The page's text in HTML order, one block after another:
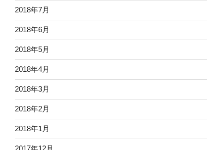
2018年7月
2018年6月
2018年5月
2018年4月
2018年3月
2018年2月
2018年1月